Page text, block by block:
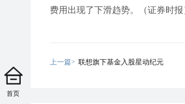
费用出现了下滑趋势。（证券时报
上一篇> 联想旗下基金入股星动纪元
首页